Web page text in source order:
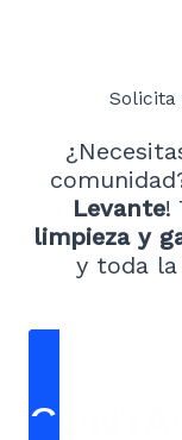
Solicita
Levante!
limpieza y
y toda la